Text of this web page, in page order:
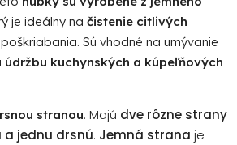
v
ý
p
i
je ideálny na čistenie citlivých
Sú vhodné na umývanie
údržbu kuchynských a kúpeľňových
stranou: Majú dve rôzne strany
a jednu drsnú. Jemná strana je